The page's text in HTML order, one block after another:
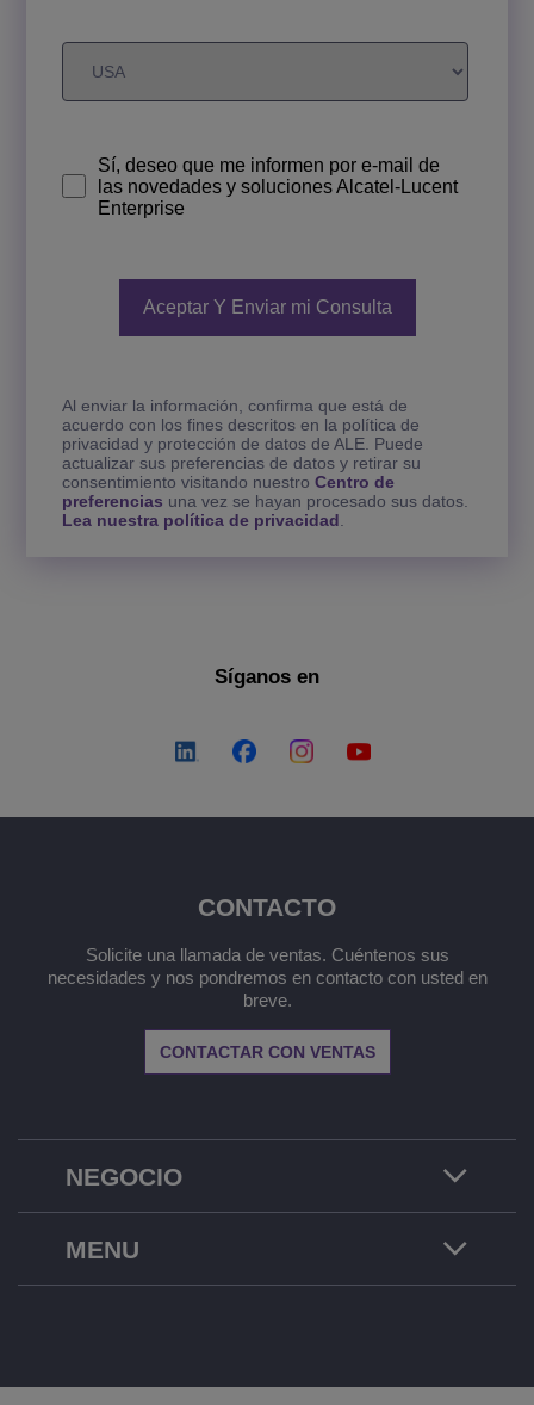
Sí, deseo que me informen por e-mail de
las novedades y soluciones Alcatel-Lucent
Enterprise
Al enviar la información, confirma que está de
acuerdo con los fines descritos en la política de
privacidad y protección de datos de ALE. Puede
actualizar sus preferencias de datos y retirar su
consentimiento visitando nuestro Centro de
preferencias una vez se hayan procesado sus datos.
Lea nuestra política de privacidad.
Síganos en
NEGOCIO
CONTACTO
Solicite una llamada de ventas. Cuéntenos sus
necesidades y nos pondremos en contacto con usted en
breve.
CONTACTAR CON VENTAS
MENU